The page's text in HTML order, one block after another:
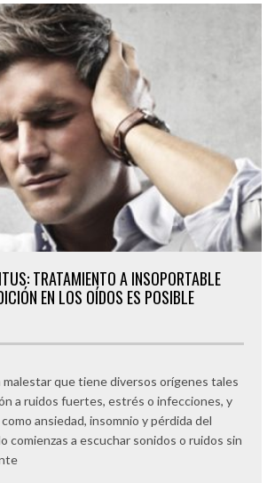
TRATAMIENTO A INSOPORTABLE
EN LOS OÍDOS ES POSIBLE
que tiene diversos orígenes tales
a ruidos fuertes, estrés o infecciones, y
ansiedad, insomnio y pérdida del
comienzas a escuchar sonidos o ruidos sin